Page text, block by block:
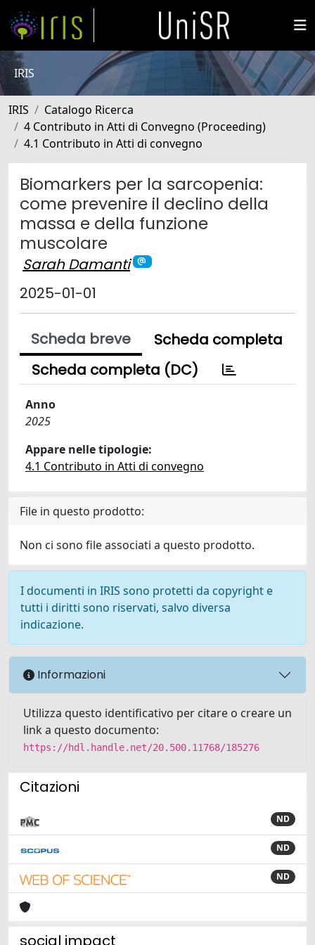
IRIS
IRIS
Catalogo Ricerca
4 Contributo in Atti di Convegno (Proceeding)
4.1 Contributo in Atti di convegno
Biomarkers per la sarcopenia:
come prevenire il declino della
massa e della funzione
muscolare
Sarah Damanti
2025-01-01
Scheda breve
Scheda completa
Scheda completa (DC)
Anno
2025
Appare nelle tipologie:
4.1 Contributo in Atti di convegno
File in questo prodotto:
Non ci sono file associati a questo prodotto.
I documenti in IRIS sono protetti da copyright e
tutti i diritti sono riservati, salvo diversa
indicazione.
Informazioni
Utilizza questo identificativo per citare o creare un
link a questo documento:
https://hdl.handle.net/20.500.11768/185276
Citazioni
ND
ND
ND
social impact